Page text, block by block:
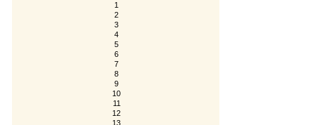
1
2
3
4
5
6
7
8
9
10
11
12
13